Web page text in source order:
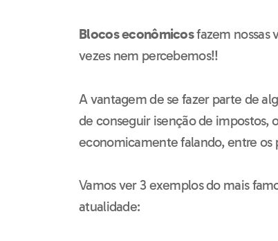
Blocos econômicosfazem nossas
vezes nem percebemos!!
A vantagem de se fazer parte de
de conseguir isenção de impostos,
economicamente falando, entre os
Vamos ver 3 exemplos do mais
atualidade: